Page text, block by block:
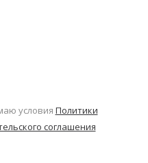
условия Политики
соглашения